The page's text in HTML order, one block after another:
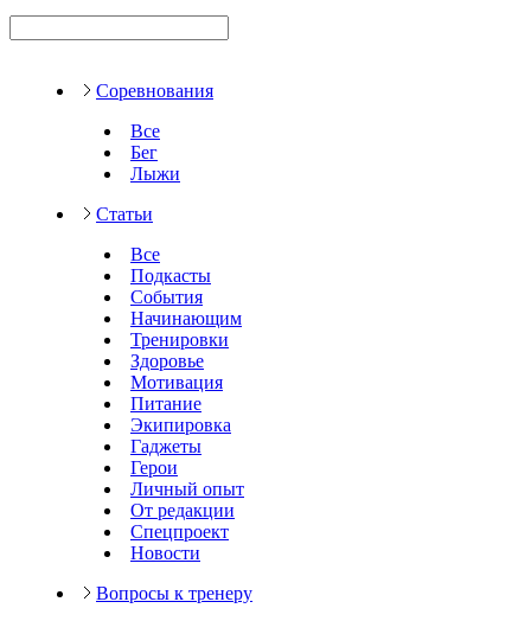
Соревнования
Все
Бег
Лыжи
Статьи
Все
Подкасты
События
Начинающим
Тренировки
Здоровье
Мотивация
Питание
Экипировка
Гаджеты
Герои
Личный опыт
От редакции
Спецпроект
Новости
Вопросы к тренеру